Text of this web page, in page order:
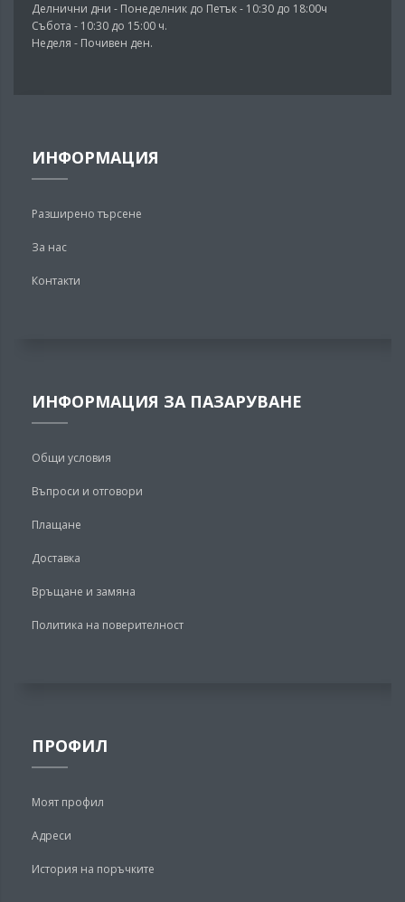
Делнични дни - Понеделник до Петък - 10:30 до 18:00ч
Събота - 10:30 до 15:00 ч.
Неделя - Почивен ден.
ИНФОРМАЦИЯ
Разширено търсене
За нас
Контакти
ИНФОРМАЦИЯ ЗА ПАЗАРУВАНЕ
Общи условия
Въпроси и отговори
Плащане
Доставка
Връщане и замяна
Политика на поверителност
ПРОФИЛ
Моят профил
Адреси
История на поръчките